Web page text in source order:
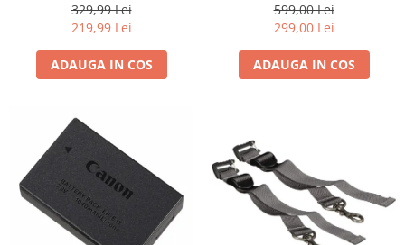
329,99 Lei
219,99 Lei
ADAUGA IN COS
599,00 Lei
299,00 Lei
ADAUGA IN COS